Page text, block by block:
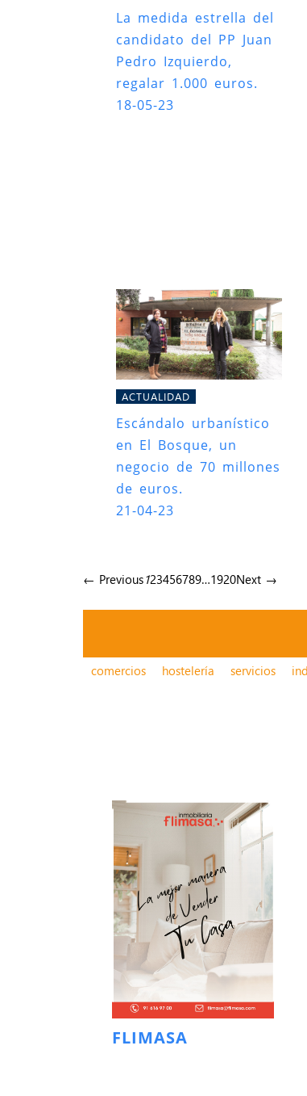
La medida estrella del
candidato del PP Juan
Pedro Izquierdo,
regalar 1.000 euros.
18-05-23
ACTUALIDAD
Escándalo urbanístico
en El Bosque, un
negocio de 70 millones
de euros.
21-04-23
← Previous123456789…1920Next →
comercios hostelería servicios
FLIMASA